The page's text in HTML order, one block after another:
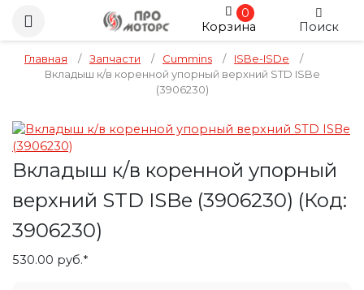
0
Корзина
Поиск
Главная / Запчасти / Cummins / ISBe-ISDe
/
Вкладыш к/в коренной упорный верхний STD ISBe
(3906230)
Вкладыш к/в коренной упорный
верхний STD ISBe (3906230) (Код:
3906230)
530.00 руб.*